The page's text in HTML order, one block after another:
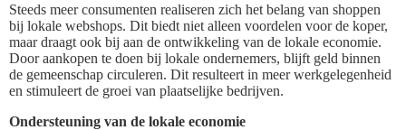
Steeds meer consumenten realiseren zich het belang van shoppen
bij lokale webshops. Dit biedt niet alleen voordelen voor de koper,
maar draagt ook bij aan de ontwikkeling van de lokale economie.
Door aankopen te doen bij lokale ondernemers, blijft geld binnen
de gemeenschap circuleren. Dit resulteert in meer werkgelegenheid
en stimuleert de groei van plaatselijke bedrijven.
Ondersteuning van de lokale economie